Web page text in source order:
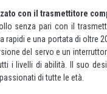
con il trasmettitore
senza pari con il
rapidi e una portata di oltre
del servo e un
i livelli di abilità. Il suo
di tutte le età.